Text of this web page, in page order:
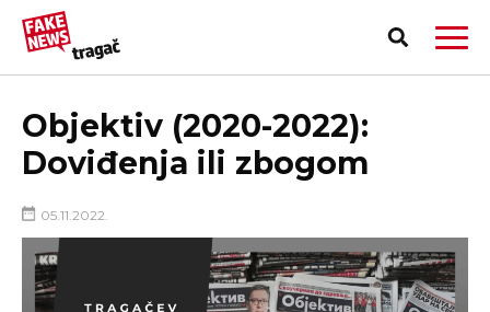
Objektiv (2020-2022):
Doviđenja ili zbogom
05.11.2022.